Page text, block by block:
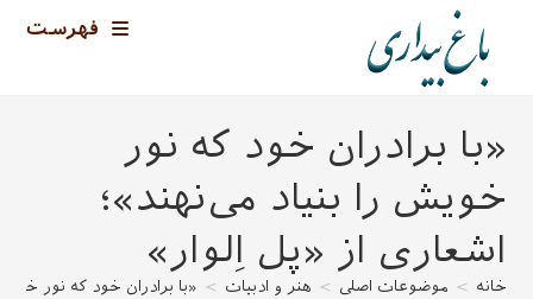
فهرست
«با برادران خود که نور
خویش را بنیاد می‌نهند»؛
اشعاری از «پل اِلوار»
خانه > موضوعات اصلی > هنر و ادبیات > «با برادران خود که نور